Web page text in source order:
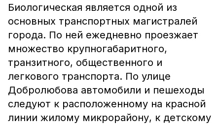
Биологическая является одной из
основных транспортных магистралей
города. По ней ежедневно проезжает
множество крупногабаритного,
транзитного, общественного и
легкового транспорта. По улице
Добролюбова автомобили и пешеходы
следуют к расположенному на красной
линии жилому микрорайону, к детскому